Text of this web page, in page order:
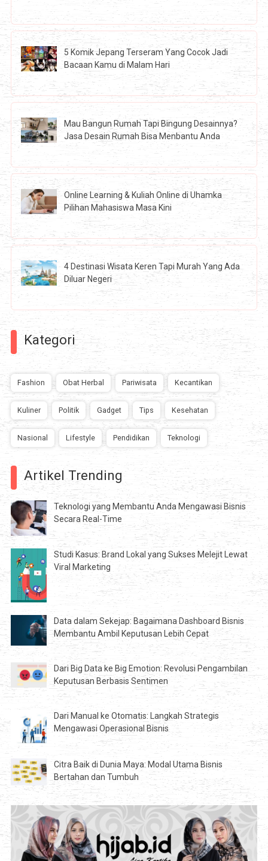
5 Komik Jepang Terseram Yang Cocok Jadi
Bacaan Kamu di Malam Hari
Mau Bangun Rumah Tapi Bingung Desainnya?
Jasa Desain Rumah Bisa Menbantu Anda
Online Learning & Kuliah Online di Uhamka
Pilihan Mahasiswa Masa Kini
4 Destinasi Wisata Keren Tapi Murah Yang Ada
Diluar Negeri
Kategori
Fashion Obat Herbal Pariwisata Kecantikan
Kuliner Politik Gadget Tips Kesehatan
Nasional Lifestyle Pendidikan Teknologi
Artikel Trending
Teknologi yang Membantu Anda Mengawasi Bisnis
Secara Real-Time
Studi Kasus: Brand Lokal yang Sukses Melejit Lewat
Viral Marketing
Data dalam Sekejap: Bagaimana Dashboard Bisnis
Membantu Ambil Keputusan Lebih Cepat
Dari Big Data ke Big Emotion: Revolusi Pengambilan
Keputusan Berbasis Sentimen
Dari Manual ke Otomatis: Langkah Strategis
Mengawasi Operasional Bisnis
Citra Baik di Dunia Maya: Modal Utama Bisnis
Bertahan dan Tumbuh